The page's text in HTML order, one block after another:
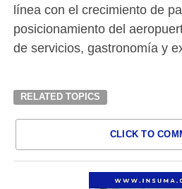
línea con el crecimiento de
posicionamiento del
de servicios, gastronomía y
RELATED TOPICS
CLICK TO